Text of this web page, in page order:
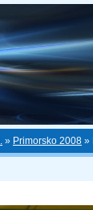
» Primorsko 2008 »